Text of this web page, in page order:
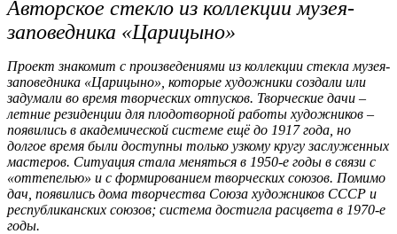
Авторское стекло из коллекции музея-
заповедника «Царицыно»
Проект знакомит с произведениями из коллекции стекла музея-
заповедника «Царицыно», которые художники создали или
задумали во время творческих отпусков. Творческие дачи –
летние резиденции для плодотворной работы художников –
появились в академической системе ещё до 1917 года, но
долгое время были доступны только узкому кругу заслуженных
мастеров. Ситуация стала меняться в 1950-е годы в связи с
«оттепелью» и с формированием творческих союзов. Помимо
дач, появились дома творчества Союза художников СССР и
республиканских союзов; система достигла расцвета в 1970-е
годы.